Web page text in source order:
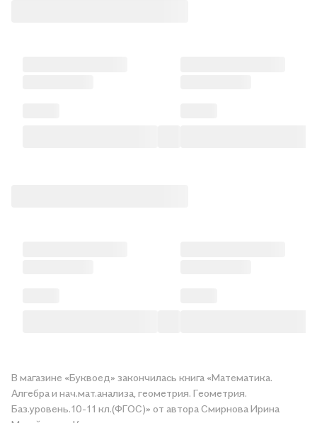
В магазине «Буквоед» закончилась книга «Математика.
Алгебра и нач.мат.анализа, геометрия. Геометрия.
Баз.уровень.10-11 кл.(ФГОС)» от автора Смирнова Ирина